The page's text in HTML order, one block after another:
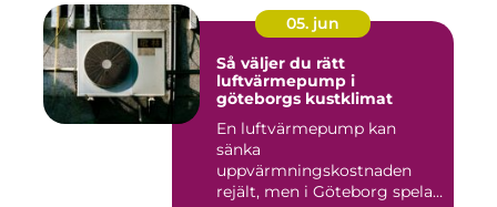
05. jun
Så väljer du rätt
luftvärmepump i
göteborgs kustklimat
En luftvärmepump kan
sänka
uppvärmningskostnaden
rejält, men i Göteborg spelar